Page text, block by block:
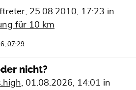
, 25.08.2010, 17:23 in
für 10 km
07:29
nicht?
, 01.08.2026, 14:01 in